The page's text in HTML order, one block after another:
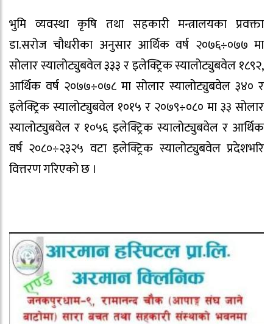
भुमि व्यवस्था कृषि तथा सहकारी मन्त्रालयका प्रवक्ता
डा.सरोज चौधरीका अनुसार आर्थिक वर्ष २०७६÷०७७ मा
सोलार स्यालोट्युबवेल ३३३ र इलेक्ट्रिक स्यालोट्युबवेल १८९२,
आर्थिक वर्ष २०७७÷०७८ मा सोलार स्यालोट्युबवेल ३४० र
इलेक्ट्रिक स्यालोट्युबवेल १०१५ र २०७९÷०८० मा ३३ सोलार
स्यालोट्युबवेल र १०५६ इलेक्ट्रिक स्यालोट्युबवेल र आर्थिक
वर्ष २०८०÷२३२५ वटा इलेक्ट्रिक स्यालोट्युबवेल प्रदेशभरि
वित्तरण गरिएको छ ।